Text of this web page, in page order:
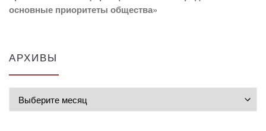
основные приоритеты общества»
АРХИВЫ